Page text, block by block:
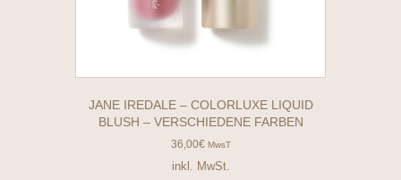
JANE IREDALE – COLORLUXE LIQUID
BLUSH – VERSCHIEDENE FARBEN
36,00€ MwsT
inkl. MwSt.